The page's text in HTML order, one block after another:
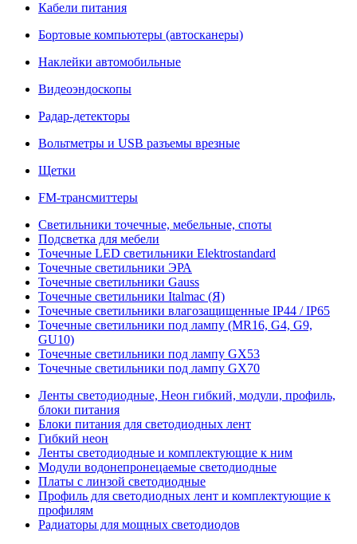
Кабели питания
Бортовые компьютеры (автосканеры)
Наклейки автомобильные
Видеоэндоскопы
Радар-детекторы
Вольтметры и USB разъемы врезные
Щетки
FM-трансмиттеры
Светильники точечные, мебельные, споты
Подсветка для мебели
Точечные LED светильники Elektrostandard
Точечные светильники ЭРА
Точечные светильники Gauss
Точечные светильники Italmac (Я)
Точечные светильники влагозащищенные IP44 / IP65
Точечные светильники под лампу (MR16, G4, G9,
GU10)
Точечные светильники под лампу GX53
Точечные светильники под лампу GX70
Ленты светодиодные, Неон гибкий, модули, профиль,
блоки питания
Блоки питания для светодиодных лент
Гибкий неон
Ленты светодиодные и комплектующие к ним
Модули водонепронецаемые светодиодные
Платы с линзой светодиодные
Профиль для светодиодных лент и комплектующие к
профилям
Радиаторы для мощных светодиодов